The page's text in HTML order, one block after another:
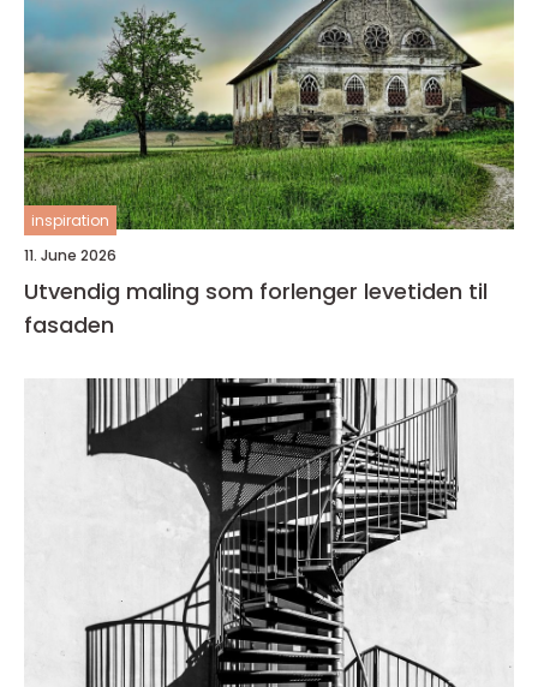
inspiration
11. June 2026
Utvendig maling som forlenger levetiden til
fasaden